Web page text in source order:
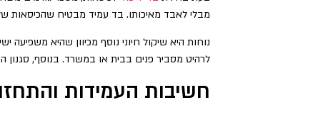
מבלי לאבד מאיכותו. בד עמיד מבטיח שהכיסאות
נוחות היא שיקול חיוני נוסף מכיוון שהיא
לרהיט מסביר פנים בבית או במשרד. בנוסף,
חשיבות העמידות